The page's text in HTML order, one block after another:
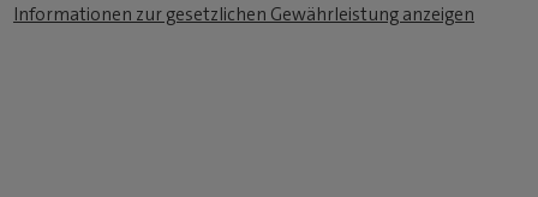
Informationen zur gesetzlichen Gewährleistung anzeigen